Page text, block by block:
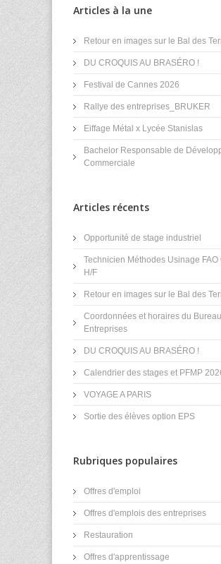
Articles à la une
Retour en images sur le Bal des
DU CROQUIS AU BRASÉRO !
Festival de Cannes 2026
Rallye des entreprises_BRUKER
Eiffage Métal x Lycée Stanislas
Bachelor Responsable de
Commerciale
Articles récents
Opportunité de stage industriel
Technicien Méthodes Usinage FAO
H/F
Retour en images sur le Bal des
Coordonnées et horaires du
Entreprises
DU CROQUIS AU BRASÉRO !
Calendrier des stages et PFMP
VOYAGE A PARIS
Sortie des élèves option EPS
Rubriques populaires
Offres d'emploi
Offres d'emplois des entreprises
Restauration
Offres d'apprentissage